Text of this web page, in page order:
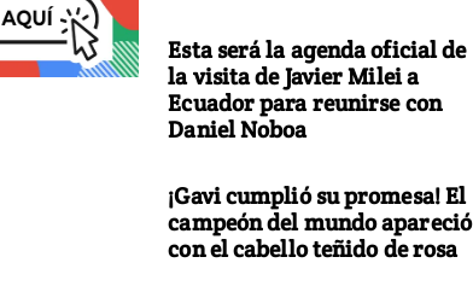
Esta será la agenda oficial de
la visita de Javier Milei a
Ecuador para reunirse con
Daniel Noboa
¡Gavi cumplió su promesa! El
campeón del mundo apareció
con el cabello teñido de rosa